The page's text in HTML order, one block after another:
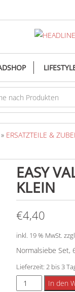
» ERSATZTEILE &
EASY
KLEIN
€4,40
inkl. 19 % MwSt.
Normalsiebe Set,
Lieferzeit: 2 bis 3
EASY
In den